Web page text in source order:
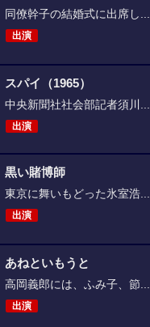
同僚幹子の結婚式に出席し...
出演
スパイ（1965）
中央新聞社社会部記者須川...
出演
黒い賭博師
東京に舞いもどった氷室浩...
出演
あねといもうと
高岡義郎には、ふみ子、節...
出演